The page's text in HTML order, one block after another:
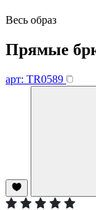
Весь образ
Прямые
арт: TR0589